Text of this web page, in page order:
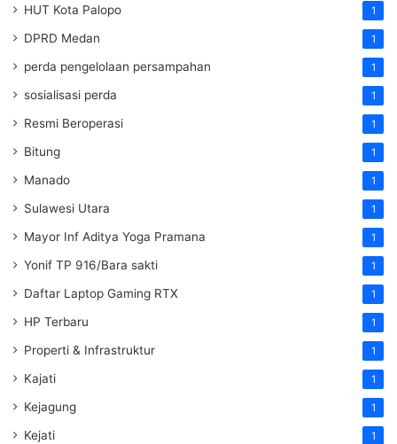
HUT Kota Palopo 1
DPRD Medan 1
perda pengelolaan persampahan 1
sosialisasi perda 1
Resmi Beroperasi 1
Bitung 1
Manado 1
Sulawesi Utara 1
Mayor Inf Aditya Yoga Pramana 1
Yonif TP 916/Bara sakti 1
Daftar Laptop Gaming RTX 1
HP Terbaru 1
Properti & Infrastruktur 1
Kajati 1
Kejagung 1
Kejati 1